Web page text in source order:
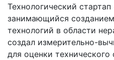
Технологический
занимающийся
технологий в области
создал измерительно-
для оценки